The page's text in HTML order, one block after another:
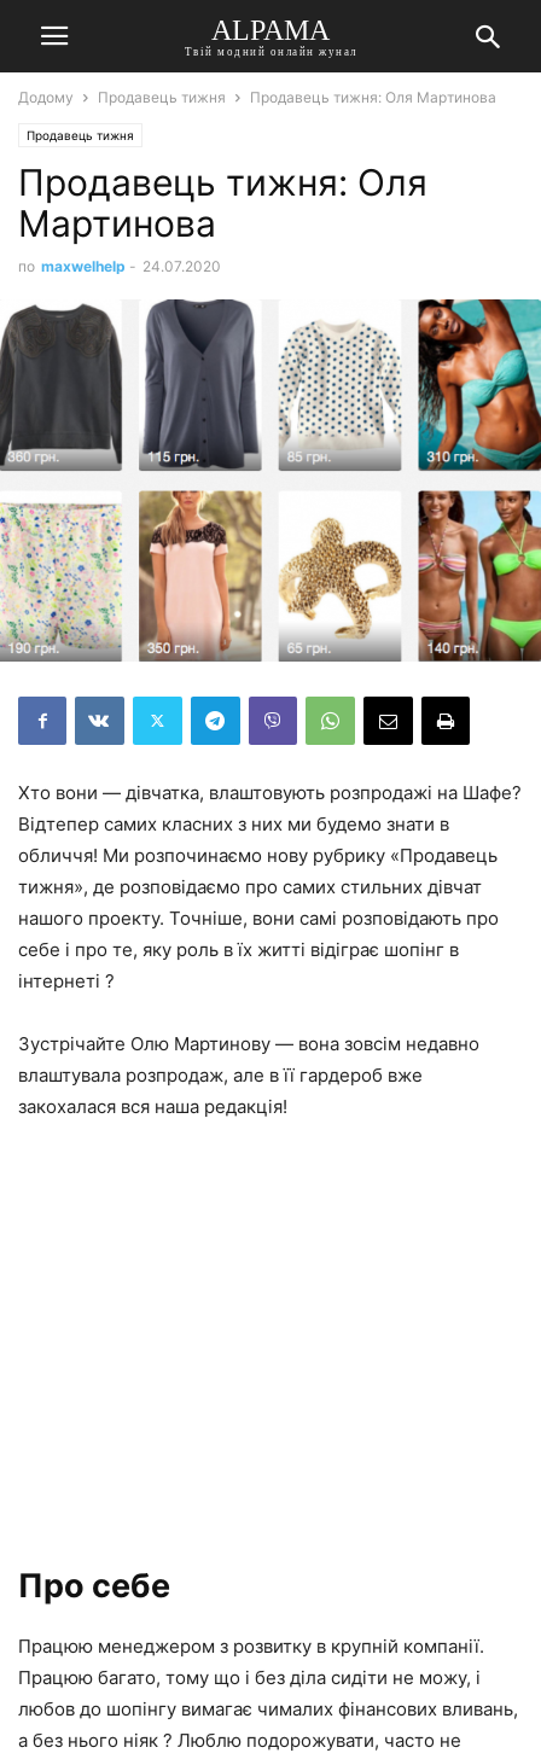
ALPAMA
Твій модний онлайн жунал
Додому Продавець тижня Продавець тижня: Оля Мартинова
Продавець тижня
Продавець тижня: Оля
Мартинова
по maxwelhelp - 24.07.2020
Хто вони — дівчатка, влаштовують розпродажі на Шафе?
Відтепер самих класних з них ми будемо знати в
обличчя! Ми розпочинаємо нову рубрику «Продавець
тижня», де розповідаємо про самих стильних дівчат
нашого проекту. Точніше, вони самі розповідають про
себе і про те, яку роль в їх житті відіграє шопінг в
інтернеті ?
Зустрічайте Олю Мартинову — вона зовсім недавно
влаштувала розпродаж, але в її гардероб вже
закохалася вся наша редакція!
Про себе
Працюю менеджером з розвитку в крупній компанії.
Працюю багато, тому що і без діла сидіти не можу, і
любов до шопінгу вимагає чималих фінансових вливань,
а без нього ніяк ? Люблю подорожувати, часто не